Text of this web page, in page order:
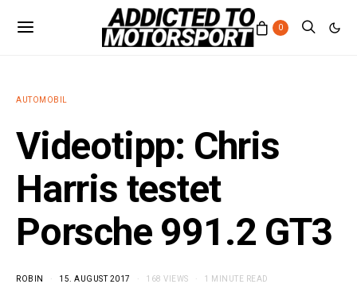
0
AUTOMOBIL
Videotipp: Chris
Harris testet
Porsche 991.2 GT3
ROBIN 15. AUGUST 2017 168 VIEWS 1 MINUTE READ